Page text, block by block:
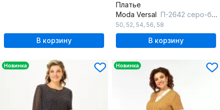
В корзину
Платье
Moda Versal П-2642 серо-бирюзовый
50, 52, 54, 56, 58
В корзину
Новинка Новинка